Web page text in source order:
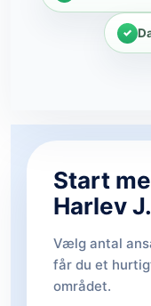
Start
Harlev J.
Vælg antal
får du et
området.